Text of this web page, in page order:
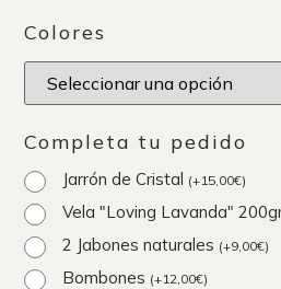
Colores
Completa tu pedido
Jarrón de Cristal (+15,00€)
Vela "Loving Lavanda"
2 Jabones naturales (+9,00€)
Bombones (+12,00€)